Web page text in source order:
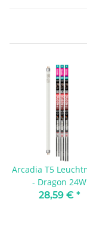
Arcadia T5
- Dragon 24W
28,59 € *